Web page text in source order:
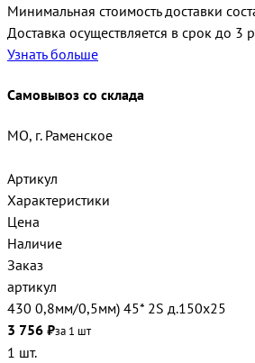
Минимальная стоимость доставки
Доставка осуществляется в срок до 3
Узнать больше
Самовывоз со склада
МО, г. Раменское
Артикул
Характеристики
Цена
Наличие
Заказ
артикул
430 0,8мм/0,5мм) 45* 2S д.150х25
3 756 ₽за 1 шт
1 шт.